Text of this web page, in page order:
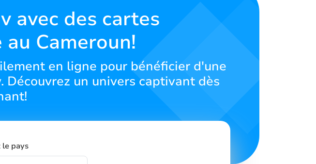
avec des cartes
Cameroun!
en ligne pour bénéficier d'une
un univers captivant dès
le pays